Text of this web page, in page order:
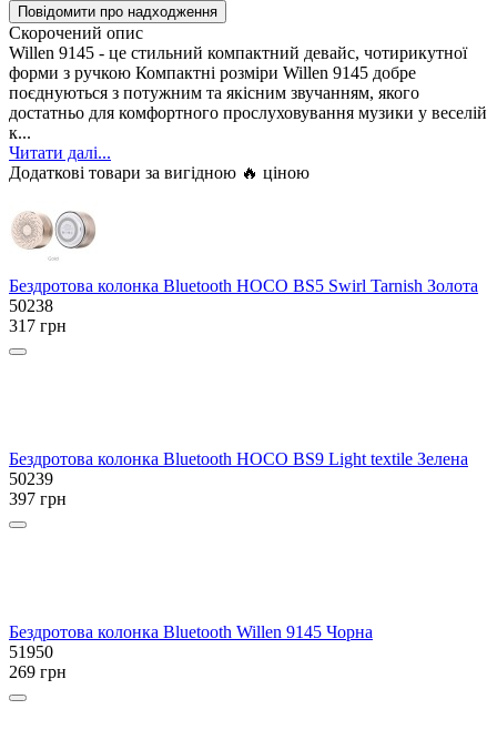
Повідомити про надходження
Скорочений опис
Willen 9145 - це стильний компактний девайс, чотирикутної
форми з ручкою Компактні розміри Willen 9145 добре
поєднуються з потужним та якісним звучанням, якого
достатньо для комфортного прослуховування музики у веселій
к...
Читати далі...
Додаткові товари за вигідною 🔥 ціною
Бездротова колонка Bluetooth HOCO BS5 Swirl Tarnish Золота
50238
317 грн
Бездротова колонка Bluetooth HOCO BS9 Light textile Зелена
50239
397 грн
Бездротова колонка Bluetooth Willen 9145 Чорна
51950
269 грн